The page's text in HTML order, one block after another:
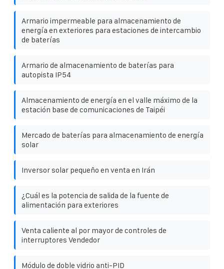
Armario impermeable para almacenamiento de
energía en exteriores para estaciones de intercambio
de baterías
Armario de almacenamiento de baterías para
autopista IP54
Almacenamiento de energía en el valle máximo de la
estación base de comunicaciones de Taipéi
Mercado de baterías para almacenamiento de energía
solar
Inversor solar pequeño en venta en Irán
¿Cuál es la potencia de salida de la fuente de
alimentación para exteriores
Venta caliente al por mayor de controles de
interruptores Vendedor
Módulo de doble vidrio anti-PID